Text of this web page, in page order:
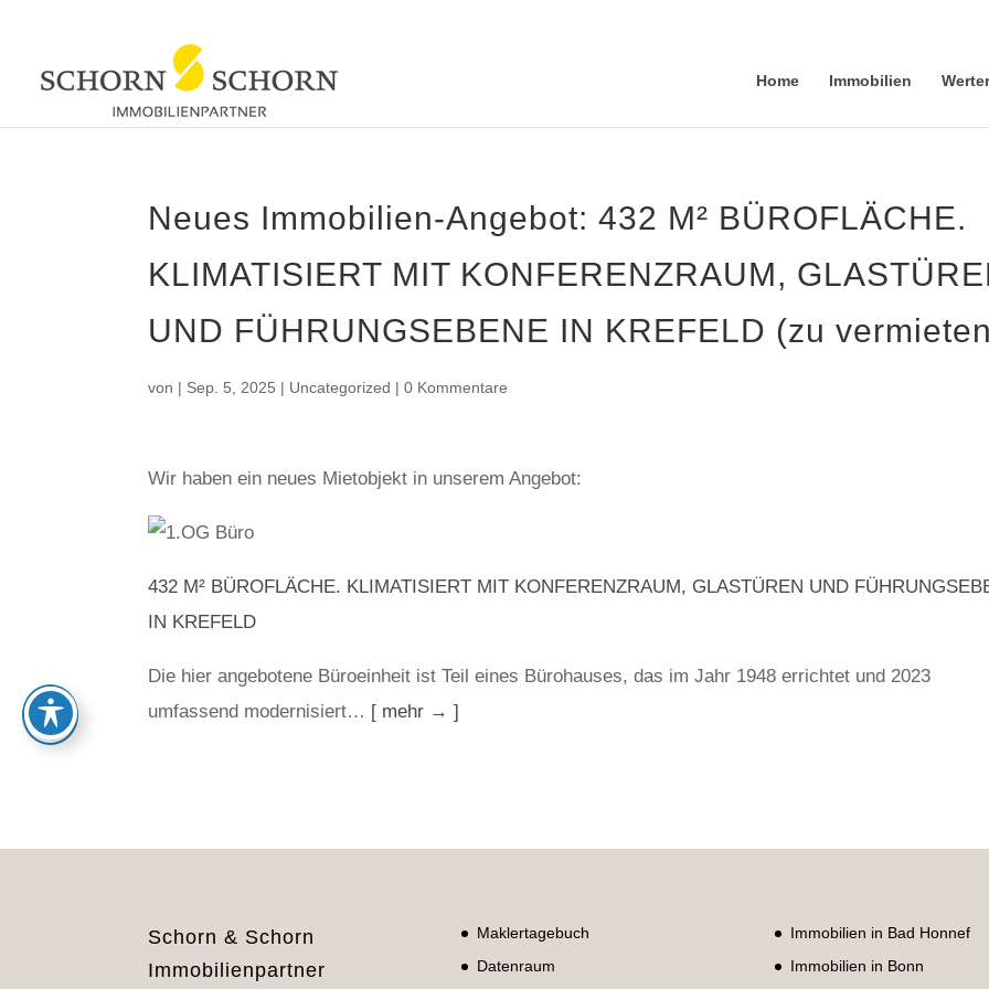
Home Immobilien
Neues Immobilien-Angebot: 432 M² BÜROFLÄCHE.
KLIMATISIERT MIT KONFERENZRAUM,
UND FÜHRUNGSEBENE IN KREFELD (zu
von | Sep. 5, 2025 | Uncategorized |0 Kommentare
Wir haben ein neues Mietobjekt in unserem Angebot:
432 M² BÜROFLÄCHE. KLIMATISIERT MIT KONFERENZRAUM, GLASTÜREN UND
IN KREFELD
Die hier angebotene Büroeinheit ist Teil eines Bürohauses, das im Jahr 1948 errichtet und 2023
umfassend modernisiert… [ mehr → ]
Schorn & Schorn
Immobilienpartner
Maklertagebuch
Datenraum
Immobilien in Bad Honnef
Immobilien in Bonn